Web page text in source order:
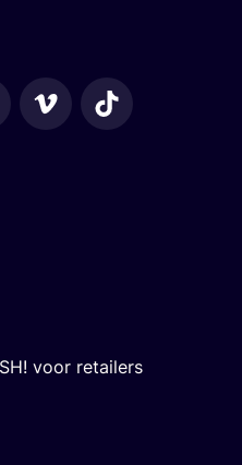
voor retailers